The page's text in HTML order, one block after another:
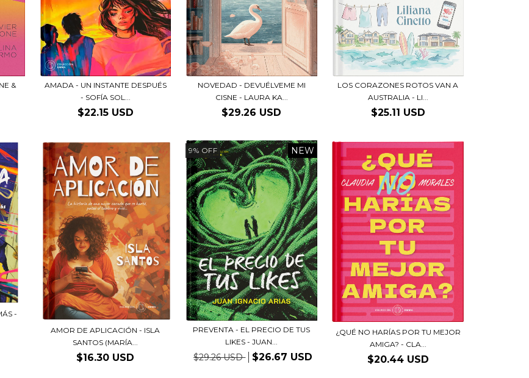
&
AMADA - UN INSTANTE DESPUÉS
- SOFÍA SOL...
$22.15 USD
NOVEDAD - DEVUÉLVEME MI
CISNE - LAURA KA...
$29.26 USD
LOS CORAZONES ROTOS VAN A
AUSTRALIA - LI...
$25.11 USD
-
AMOR DE APLICACIÓN - ISLA
SANTOS (MARÍA...
$16.30 USD
9% OFF NEW
PREVENTA - EL PRECIO DE TUS
LIKES - JUAN...
$29.26 USD $26.67 USD
¿QUÉ NO HARÍAS POR TU MEJOR
AMIGA? - CLA...
$20.44 USD